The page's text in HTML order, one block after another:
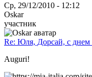
Ср, 29/12/2010 - 12:12
Oskar
участник
Re: Юля, Дорсай, с днем
Auguri!